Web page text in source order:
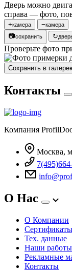
Дверь можно
справа — фото,
+камера −камера
📷сохранить ↻
Проверьте фото
Сохранить в
Контакты
Компания
Москва,
О Нас
О Компании
Сертификаты
Тех. данные
Наши работы
Рекламные
Контакты